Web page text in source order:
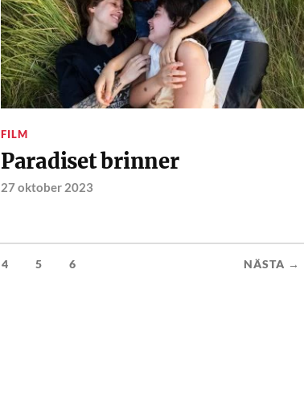
FILM
Paradiset brinner
27 oktober 2023
4 5 6 NÄSTA →